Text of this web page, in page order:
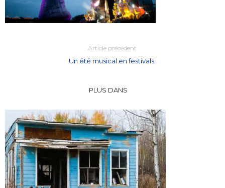
Article précédent
Un été musical en festivals.
PLUS DANS